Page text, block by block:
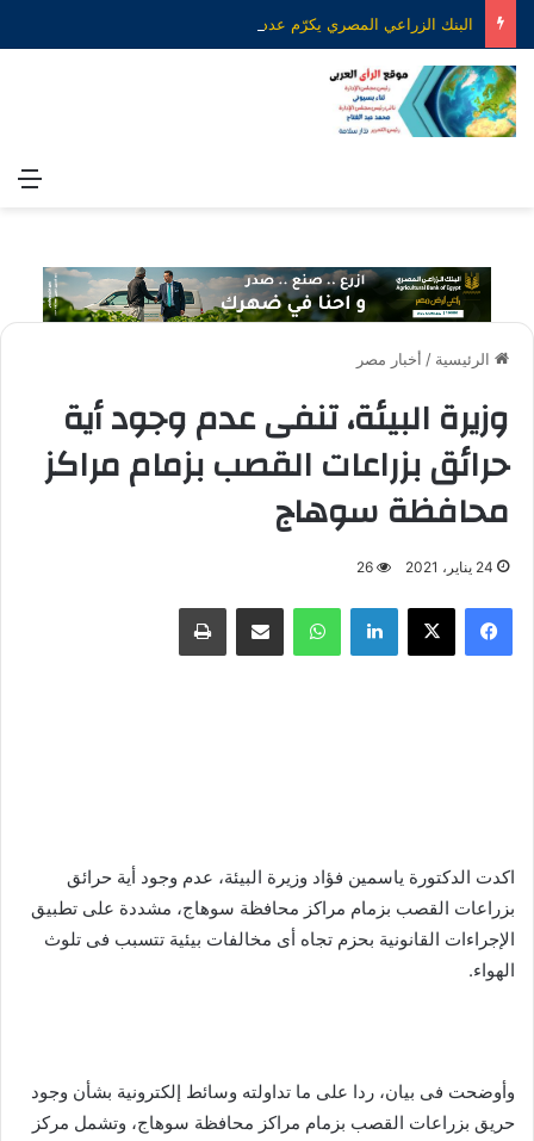
الرئيسية / أخبار مصر
وزيرة البيئة، تنفى عدم وجود أية
حرائق بزراعات القصب بزمام مراكز
محافظة سوهاج
24 يناير، 2021 26
فيسبوك X لينكدإن واتساب مشاركة عبر البريد طباعة
اكدت الدكتورة ياسمين فؤاد وزيرة البيئة، عدم وجود أية حرائق
بزراعات القصب بزمام مراكز محافظة سوهاج، مشددة على تطبيق
الإجراءات القانونية بحزم تجاه أى مخالفات بيئية تتسبب فى تلوث
الهواء.
وأوضحت فى بيان، ردا على ما تداولته وسائط إلكترونية بشأن وجود
حريق بزراعات القصب بزمام مراكز محافظة سوهاج، وتشمل مركز